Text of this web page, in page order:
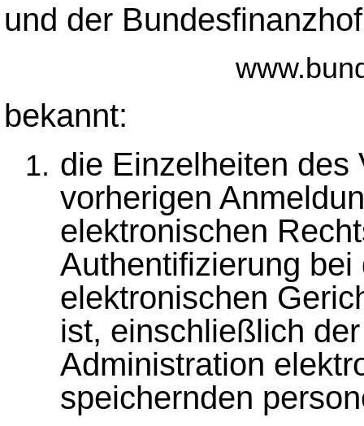
und der
bekannt:
die Einzelheiten des
vorherigen
elektronischen
Authentifizierung
elektronischen
ist, einschließlich
Administration
speichernden